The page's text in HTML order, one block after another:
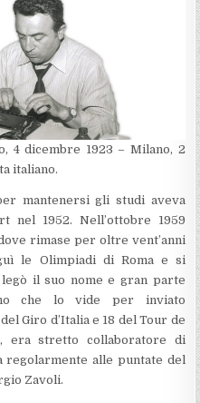
4 dicembre 1923 – Milano, 2
italiano.
mantenersi gli studi aveva
nel 1952. Nell’ottobre 1959
rimase per oltre vent’anni
le Olimpiadi di Roma e si
il suo nome e gran parte
che lo vide per inviato
Giro d’Italia e 18 del Tour de
era stretto collaboratore di
regolarmente alle puntate del
Zavoli.